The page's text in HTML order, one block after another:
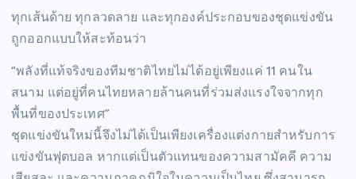
ทุกเส้นด้าย ทุกลวดลาย และทุกองค์ประกอบของชุดแข่งขัน
ถูกออกแบบให้สะท้อนว่า
“พลังที่แท้จริงของทีมชาติไทยไม่ได้อยู่เพียงแค่ 11 คนใน
สนาม แต่อยู่ที่คนไทยหลายล้านคนที่ร่วมส่งแรงใจจากทุก
พื้นที่ของประเทศ”
ชุดแข่งขันใหม่นี้จึงไม่ได้เป็นเพียงเครื่องแต่งกายสำหรับการ
แข่งขันฟุตบอล หากแต่เป็นตัวแทนของความสามัคคี ความ